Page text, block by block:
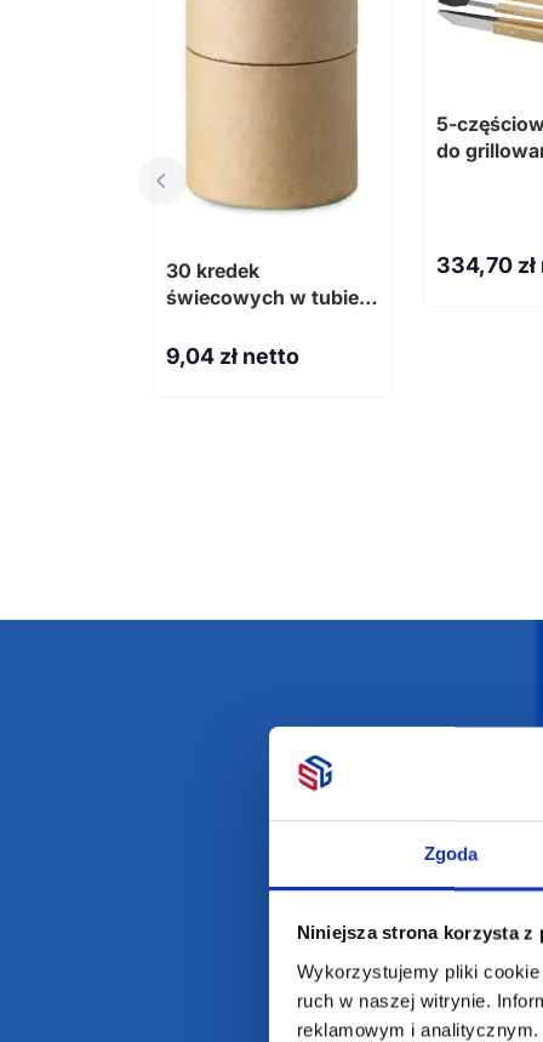
Zgoda
Niniejsza strona korzysta z
Wykorzystujemy pliki
ruch w naszej witrynie.
reklamowym i
30 kredek
świecowych w tubie
9,04 zł netto
5-
do
334,70
O Nas
Katalogi online
Projekty graficzne